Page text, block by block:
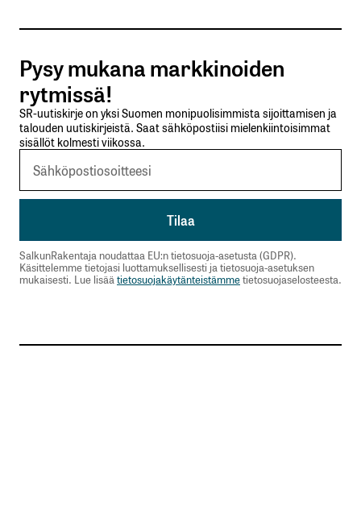
Tilaa SalkunRakentajan uutiskirje
Lähetä kommentti
Pysy mukana markkinoiden
rytmissä!
SR-uutiskirje on yksi Suomen monipuolisimmista sijoittamisen ja
talouden uutiskirjeistä. Saat sähköpostiisi mielenkiintoisimmat
sisällöt kolmesti viikossa.
SalkunRakentaja noudattaa EU:n tietosuoja-asetusta (GDPR).
Käsittelemme tietojasi luottamuksellisesti ja tietosuoja-asetuksen
mukaisesti. Lue lisää tietosuojakäytänteistämmetietosuojaselosteesta.